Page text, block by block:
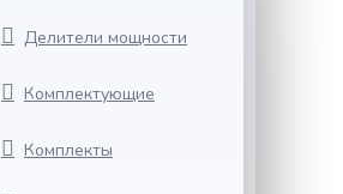
Делители мощности
Комплектующие
Комплекты